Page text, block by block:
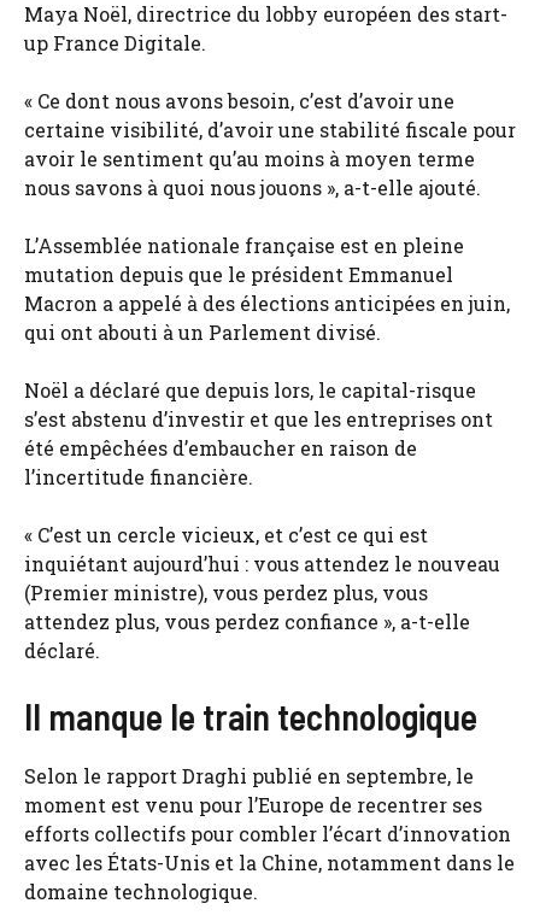
Maya Noël, directrice du lobby européen des start-
up France Digitale.
« Ce dont nous avons besoin, c’est d’avoir une
certaine visibilité, d’avoir une stabilité fiscale pour
avoir le sentiment qu’au moins à moyen terme
nous savons à quoi nous jouons », a-t-elle ajouté.
L’Assemblée nationale française est en pleine
mutation depuis que le président Emmanuel
Macron a appelé à des élections anticipées en juin,
qui ont abouti à un Parlement divisé.
Noël a déclaré que depuis lors, le capital-risque
s’est abstenu d’investir et que les entreprises ont
été empêchées d’embaucher en raison de
l’incertitude financière.
« C’est un cercle vicieux, et c’est ce qui est
inquiétant aujourd’hui : vous attendez le nouveau
(Premier ministre), vous perdez plus, vous
attendez plus, vous perdez confiance », a-t-elle
déclaré.
Il manque le train technologique
Selon le rapport Draghi publié en septembre, le
moment est venu pour l’Europe de recentrer ses
efforts collectifs pour combler l’écart d’innovation
avec les États-Unis et la Chine, notamment dans le
domaine technologique.